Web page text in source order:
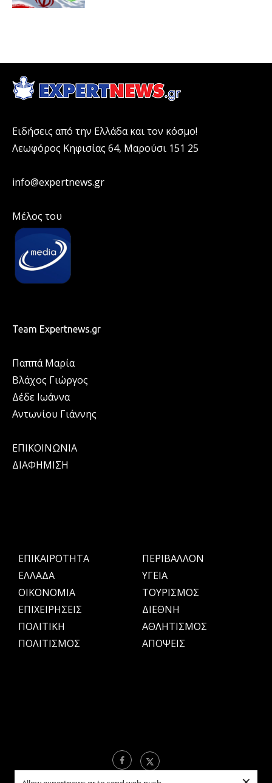
Ειδήσεις από την Ελλάδα και τον κόσμο!
Λεωφόρος Κηφισίας 64, Μαρούσι 151 25
info@expertnews.gr
Μέλος του
Team Expertnews.gr
Παππά Μαρία
Βλάχος Γιώργος
Δέδε Ιωάννα
Αντωνίου Γιάννης
ΕΠΙΚΟΙΝΩΝΙΑ
ΔΙΑΦΗΜΙΣΗ
ΕΠΙΚΑΙΡΟΤΗΤΑ
ΕΛΛΑΔΑ
OIKONOMIA
ΕΠΙΧΕΙΡΗΣΕΙΣ
ΠΟΛΙΤΙΚΗ
ΠΟΛΙΤΙΣΜΟΣ
ΠΕΡΙΒΑΛΛΟΝ
ΥΓΕΙΑ
ΤΟΥΡΙΣΜΟΣ
ΔΙΕΘΝΗ
ΑΘΛΗΤΙΣΜΟΣ
ΑΠΟΨΕΙΣ